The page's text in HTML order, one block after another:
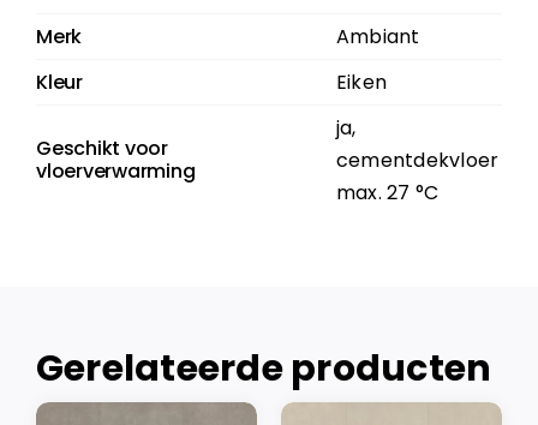
Merk
Ambiant
Kleur
Eiken
Geschikt voor
vloerverwarming
ja,
cementdekvloer
max. 27 °C
Gerelateerde producten